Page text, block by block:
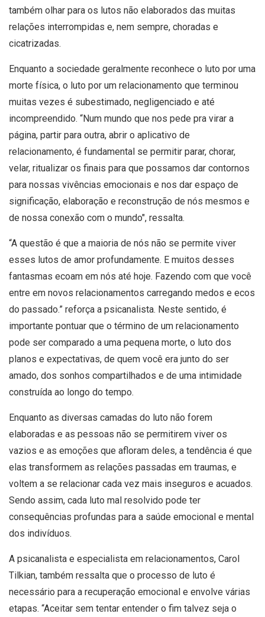
também olhar para os lutos não elaborados das muitas
relações interrompidas e, nem sempre, choradas e
cicatrizadas.
Enquanto a sociedade geralmente reconhece o luto por uma
morte física, o luto por um relacionamento que terminou
muitas vezes é subestimado, negligenciado e até
incompreendido. “Num mundo que nos pede pra virar a
página, partir para outra, abrir o aplicativo de
relacionamento, é fundamental se permitir parar, chorar,
velar, ritualizar os finais para que possamos dar contornos
para nossas vivências emocionais e nos dar espaço de
significação, elaboração e reconstrução de nós mesmos e
de nossa conexão com o mundo", ressalta.
“A questão é que a maioria de nós não se permite viver
esses lutos de amor profundamente. E muitos desses
fantasmas ecoam em nós até hoje. Fazendo com que você
entre em novos relacionamentos carregando medos e ecos
do passado.” reforça a psicanalista. Neste sentido, é
importante pontuar que o término de um relacionamento
pode ser comparado a uma pequena morte, o luto dos
planos e expectativas, de quem você era junto do ser
amado, dos sonhos compartilhados e de uma intimidade
construída ao longo do tempo.
Enquanto as diversas camadas do luto não forem
elaboradas e as pessoas não se permitirem viver os
vazios e as emoções que afloram deles, a tendência é que
elas transformem as relações passadas em traumas, e
voltem a se relacionar cada vez mais inseguros e acuados.
Sendo assim, cada luto mal resolvido pode ter
consequências profundas para a saúde emocional e mental
dos indivíduos.
A psicanalista e especialista em relacionamentos, Carol
Tilkian, também ressalta que o processo de luto é
necessário para a recuperação emocional e envolve várias
etapas. “Aceitar sem tentar entender o fim talvez seja o